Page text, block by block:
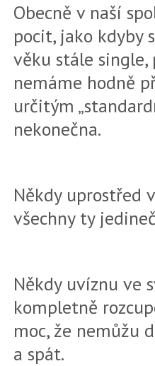
Obecně v naší
pocit, jako kdyby
věku stále
nemáme hodně
určitým
nekonečna.
Někdy uprostřed
všechny ty
Někdy uvíznu ve
kompletně
moc, že nemůžu
a spát.